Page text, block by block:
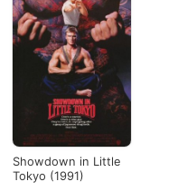
Showdown in Little
Tokyo (1991)